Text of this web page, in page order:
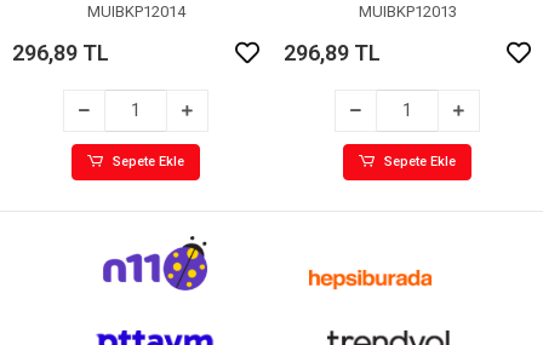
MUIBKP12014
296,89 TL
Sepete Ekle
MUIBKP12013
296,89 TL
Sepete Ekle